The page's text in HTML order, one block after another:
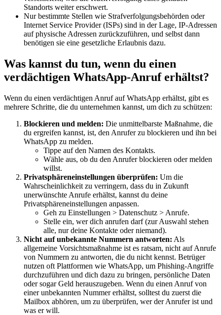
Standorts weiter erschwert.
Nur bestimmte Stellen wie Strafverfolgungsbehörden oder
Internet Service Provider (ISPs) sind in der Lage, IP-Adressen
auf physische Adressen zurückzuführen, und selbst dann
benötigen sie eine gesetzliche Erlaubnis dazu.
Was kannst du tun, wenn du einen
verdächtigen WhatsApp-Anruf erhältst?
Wenn du einen verdächtigen Anruf auf WhatsApp erhältst, gibt es
mehrere Schritte, die du unternehmen kannst, um dich zu schützen:
Blockieren und melden: Die unmittelbarste Maßnahme, die
du ergreifen kannst, ist, den Anrufer zu blockieren und ihn bei
WhatsApp zu melden.
Tippe auf den Namen des Kontakts.
Wähle aus, ob du den Anrufer blockieren oder melden
willst.
Privatsphäreneinstellungen überprüfen: Um die
Wahrscheinlichkeit zu verringern, dass du in Zukunft
unerwünschte Anrufe erhältst, kannst du deine
Privatsphäreneinstellungen anpassen.
Geh zu Einstellungen > Datenschutz > Anrufe.
Stelle ein, wer dich anrufen darf (zur Auswahl stehen
alle, nur deine Kontakte oder niemand).
Nicht auf unbekannte Nummern antworten: Als
allgemeine Vorsichtsmaßnahme ist es ratsam, nicht auf Anrufe
von Nummern zu antworten, die du nicht kennst. Betrüger
nutzen oft Plattformen wie WhatsApp, um Phishing-Angriffe
durchzuführen und dich dazu zu bringen, persönliche Daten
oder sogar Geld herauszugeben. Wenn du einen Anruf von
einer unbekannten Nummer erhältst, solltest du zuerst die
Mailbox abhören, um zu überprüfen, wer der Anrufer ist und
was er will.